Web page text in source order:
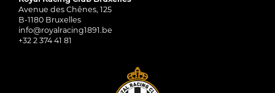
Avenue des Chênes, 125
B-1180 Bruxelles
info@royalracing1891.be
+32 2 374 41 81